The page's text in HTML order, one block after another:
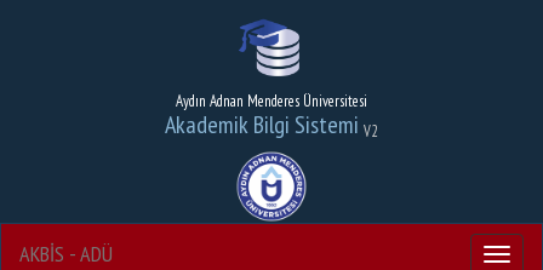
Aydın Adnan Menderes Üniversitesi
Akademik Bilgi Sistemi V2
Menu
AKBİS - ADÜ